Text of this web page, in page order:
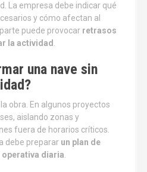
La empresa debe indicar qué
y cómo afectan al
puede provocar retrasos
la actividad .
una nave sin
obra. En algunos proyectos
aislando zonas y
fuera de horarios críticos.
debe preparar un plan de
diaria.